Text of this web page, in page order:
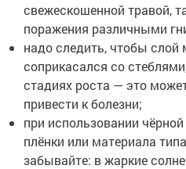
свежескошенной травой,
поражения различными
надо следить, чтобы слой
соприкасался со
стадиях роста — это
привести к болезни;
при использовании
плёнки или материала типа
забывайте: в жаркие